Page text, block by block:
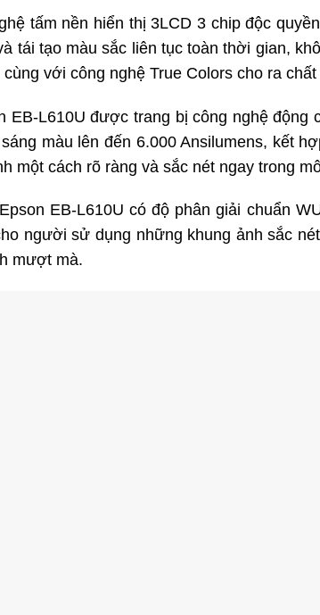
tấm nền hiển thị 3LCD 3 chip độc
tái tạo màu sắc liên tục toàn thời gian,
với công nghệ True Colors cho ra
EB-L610U được trang bị công nghệ
màu lên đến 6.000 Ansilumens, kết
một cách rõ ràng và sắc nét ngay trong
EB-L610U có độ phân giải chuẩn
người sử dụng những khung ảnh sắc
mượt mà.